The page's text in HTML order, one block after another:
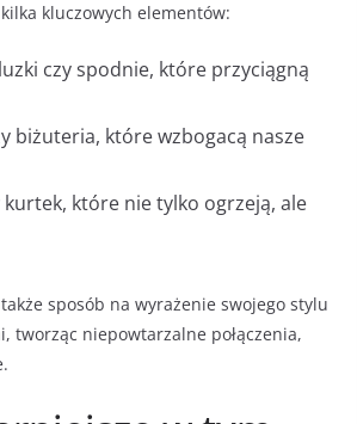
kluczowych elementów:
czy spodnie, które przyciągną
biżuteria, które wzbogacą nasze
kurtek, które nie tylko ogrzeją, ale
sposób na wyrażenie swojego stylu
tworząc niepowtarzalne połączenia,